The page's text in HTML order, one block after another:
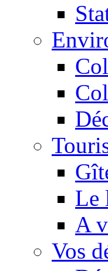
Le
A
Vos